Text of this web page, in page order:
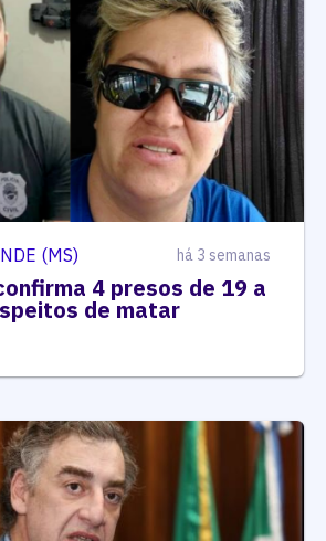
(MS) há 3 semanas
4 presos de 19 a
de matar